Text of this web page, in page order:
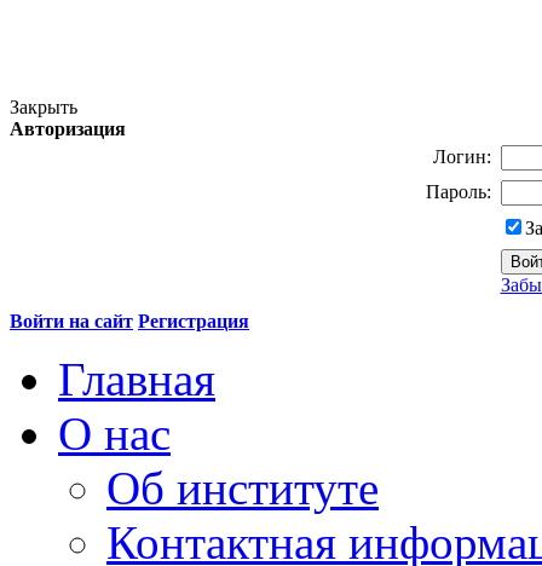
Закрыть
Авторизация
Логин:
Пароль:
Войти на сайт Регистрация
Главная
О нас
Об институте
Контактная